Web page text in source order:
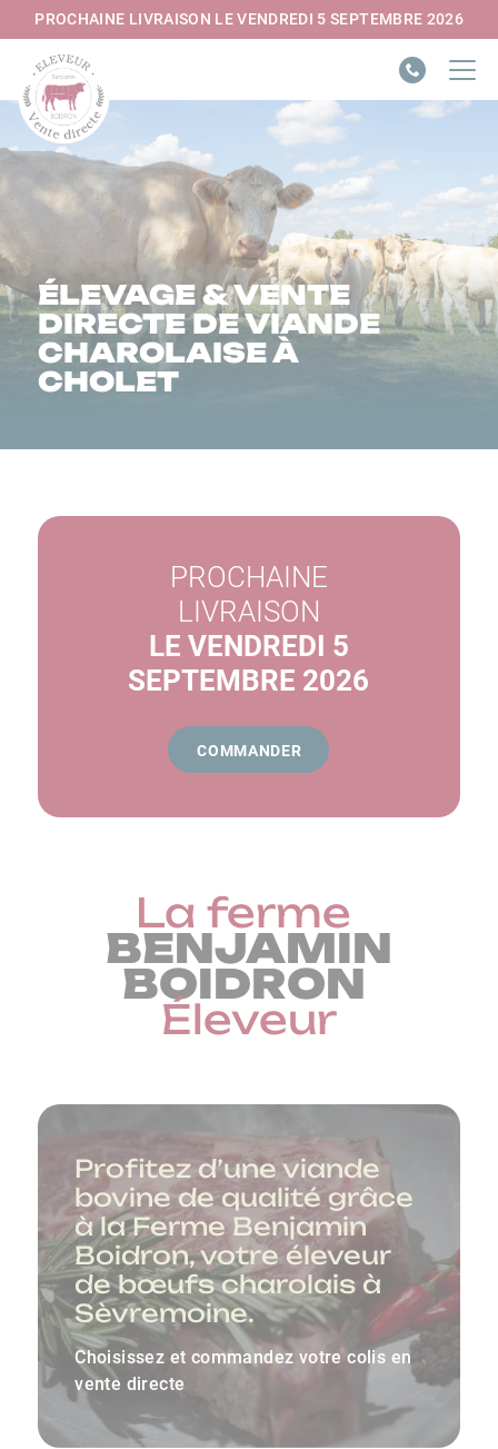
PROCHAINE LIVRAISON LE VENDREDI 5 SEPTEMBRE 2026
ÉLEVAGE & VENTE
DIRECTE DE VIANDE
CHAROLAISE À
CHOLET
PROCHAINE
LIVRAISON
LE VENDREDI 5
SEPTEMBRE 2026
COMMANDER
La ferme
BENJAMIN
BOIDRON
Éleveur
Profitez d’une viande
bovine de qualité grâce
à la Ferme Benjamin
Boidron, votre éleveur
de bœufs charolais à
Sèvremoine.
Choisissez et commandez votre colis en
vente directe
Panneau de gestion des cookies